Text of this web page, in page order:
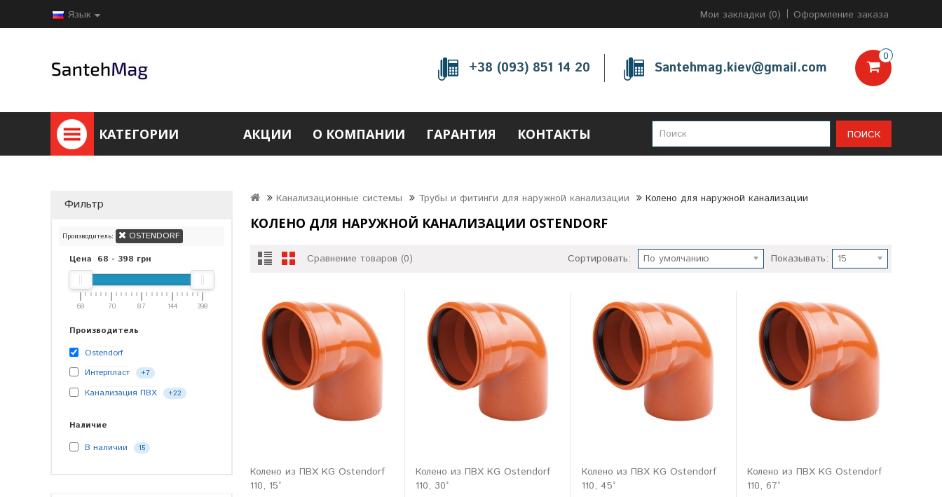
Язык Мои закладки (0) Оформление заказа
+38 (093) 851 14 20 Santehmag.kiev@gmail.com
0
ПОИСК
КАТЕГОРИИ АКЦИИ О КОМПАНИИ ГАРАНТИЯ КОНТАКТЫ
Фильтр
Производитель:
OSTENDORF
Цена 68 - 398 грн
68 70 87 144 398
Производитель
Ostendorf
Интерпласт
+7
Канализация ПВХ +22
Наличие
В наличии
15
Канализационные системы Трубы и фитинги для наружной канализации Колено для наружной канализации
КОЛЕНО ДЛЯ НАРУЖНОЙ КАНАЛИЗАЦИИ OSTENDORF
Сравнение товаров (0) Сортировать: По умолчанию Показывать: 15
Колено из ПВХ KG Ostendorf
110, 15°
Колено из ПВХ KG Ostendorf
110, 30°
Колено из ПВХ KG Ostendorf
110, 45°
Колено из ПВХ KG Ostendorf
110, 67°